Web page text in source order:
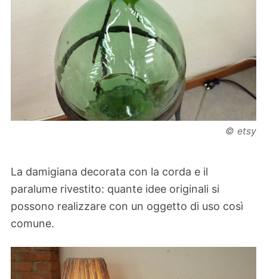
© etsy
La damigiana decorata con la corda e il
paralume rivestito: quante idee originali si
possono realizzare con un oggetto di uso così
comune.